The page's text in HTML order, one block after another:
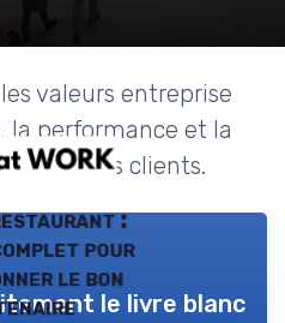
valeurs entreprise
performance et la
et des clients.
:
pour
le bon
le livre blanc